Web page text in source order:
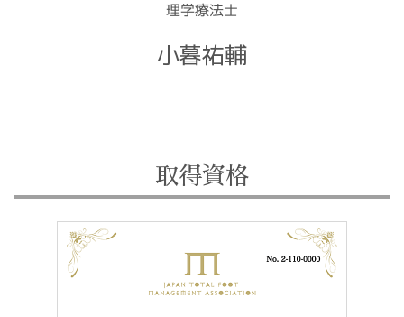
理学療法士
小暮祐輔
取得資格